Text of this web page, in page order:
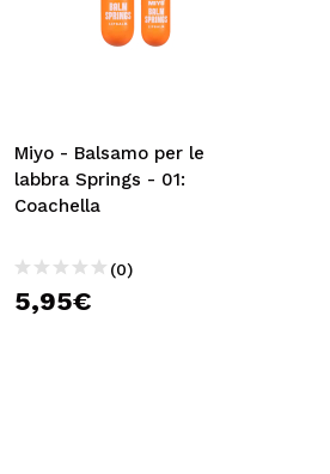
Miyo - Balsamo per le
labbra Springs - 01:
Coachella
(0)
5,95€